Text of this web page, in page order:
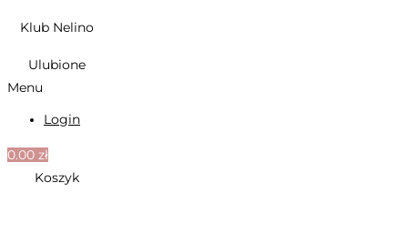
Klub Nelino
Ulubione
Menu
Login
0.00 zł
Koszyk